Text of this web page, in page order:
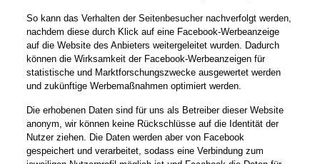
So kann das Verhalten der Seitenbesucher nachverfolgt werden,
nachdem diese durch Klick auf eine Facebook-Werbeanzeige
auf die Website des Anbieters weitergeleitet wurden. Dadurch
können die Wirksamkeit der Facebook-Werbeanzeigen für
statistische und Marktforschungszwecke ausgewertet werden
und zukünftige Werbemaßnahmen optimiert werden.
Die erhobenen Daten sind für uns als Betreiber dieser Website
anonym, wir können keine Rückschlüsse auf die Identität der
Nutzer ziehen. Die Daten werden aber von Facebook
gespeichert und verarbeitet, sodass eine Verbindung zum